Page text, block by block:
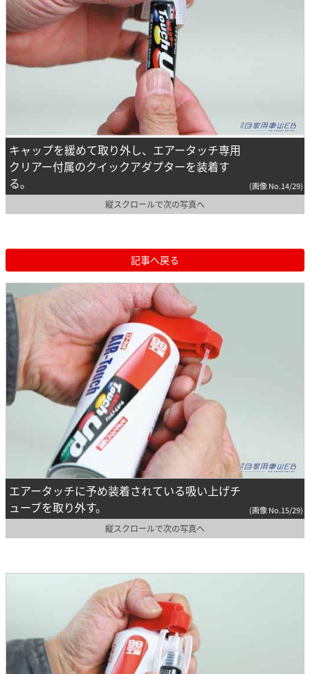
キャップを緩めて取り外し、エアータッチ専用
クリアー付属のクイックアダプターを装着す
る。
(画像 No.14/29)
縦スクロールで次の写真へ
記事へ戻る
エアータッチに予め装着されている吸い上げチ
ューブを取り外す。
(画像 No.15/29)
縦スクロールで次の写真へ